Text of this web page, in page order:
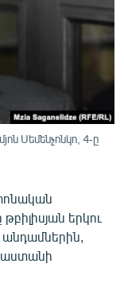
Սեմենչոնկո, 4-ը
երկու
անդամներին,